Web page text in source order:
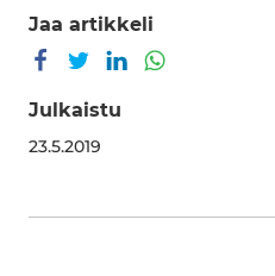
Jaa artikkeli
Jaa Facebookissa
Jaa TwitterissäJaa LinkedInissä
Julkaistu
23.5.2019